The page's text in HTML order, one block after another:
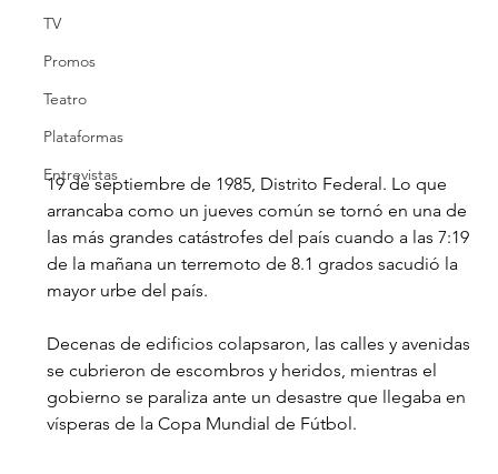
TV
Promos
Teatro
Plataformas
Entrevistas
19 de septiembre de 1985, Distrito Federal. Lo que
arrancaba como un jueves común se tornó en una de
las más grandes catástrofes del país cuando a las 7:19
de la mañana un terremoto de 8.1 grados sacudió la
mayor urbe del país.
Decenas de edificios colapsaron, las calles y avenidas
se cubrieron de escombros y heridos, mientras el
gobierno se paraliza ante un desastre que llegaba en
vísperas de la Copa Mundial de Fútbol.